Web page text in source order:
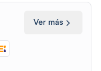
Ver más